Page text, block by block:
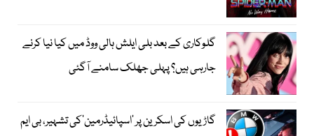
گلوکاری کے بعد بلی ایلش ہالی ووڈ میں کیا نیا کرنے
جارہی ہیں؟ پہلی جھلک سامنے آگئی
گاڑیوں کی اسکرین پر ’اسپائیڈرمین‘کی تشہیر، بی ایم